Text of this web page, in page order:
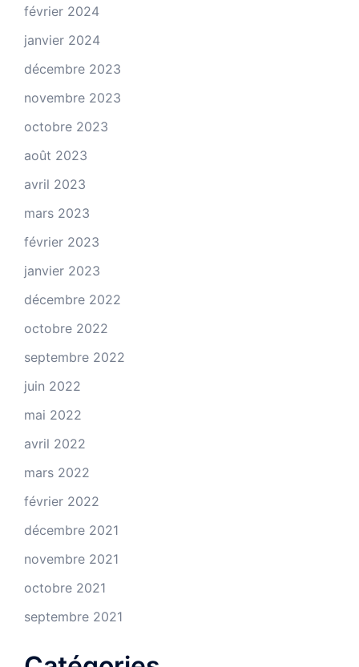
février 2024
janvier 2024
décembre 2023
novembre 2023
octobre 2023
août 2023
avril 2023
mars 2023
février 2023
janvier 2023
décembre 2022
octobre 2022
septembre 2022
juin 2022
mai 2022
avril 2022
mars 2022
février 2022
décembre 2021
novembre 2021
octobre 2021
septembre 2021